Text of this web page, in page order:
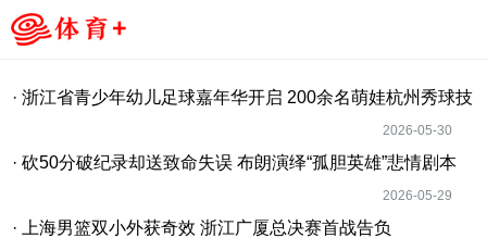
· 浙江省青少年幼儿足球嘉年华开启 200余名萌娃杭州秀球技
2026-05-30
· 砍50分破纪录却送致命失误 布朗演绎“孤胆英雄”悲情剧本
2026-05-29
· 上海男篮双小外获奇效 浙江广厦总决赛首战告负